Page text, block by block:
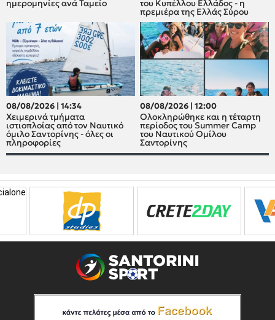
ημερομηνίες ανά Ταμείο του Κυπέλλου Ελλάδος - η
πρεμιέρα της Ελλάς Σύρου
08/08/2026 | 14:34
Χειμερινά τμήματα
ιστιοπλοίας από τον Ναυτικό
όμιλο Σαντορίνης - όλες οι
πληροφορίες
08/08/2026 | 12:00
Oλοκληρώθηκε και η τέταρτη
περίοδος του Summer Camp
του Ναυτικού Ομίλου
Σαντορίνης